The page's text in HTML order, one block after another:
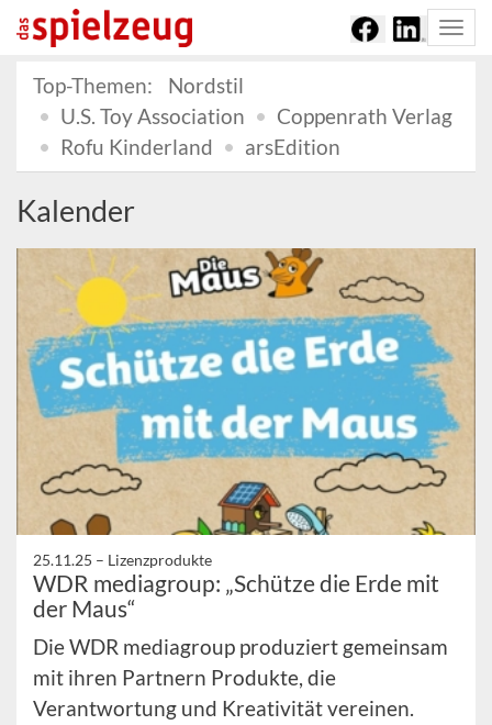
Top-Themen:
Nordstil
U.S. Toy Association
Coppenrath Verlag
Rofu Kinderland
arsEdition
Kalender
25.11.25 – Lizenzprodukte
WDR mediagroup: „Schütze die Erde mit
der Maus“
Die WDR mediagroup produziert gemeinsam
mit ihren Partnern Produkte, die
Verantwortung und Kreativität vereinen.